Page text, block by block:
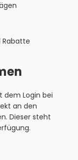
Rabatte
dem Login bei
an den
Dieser steht